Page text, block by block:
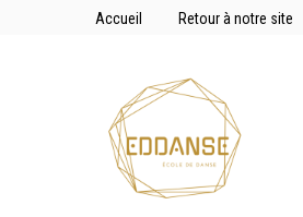
Accueil Retour à notre site